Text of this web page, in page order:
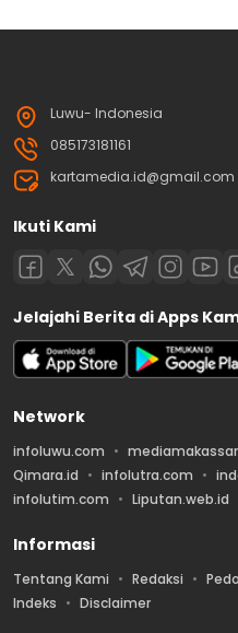
Luwu- Indonesia
085173181161
kartamedia.id@gmail.com
Ikuti Kami
Jelajahi Berita di Apps
Network
infoluwu.com
Qimara.id
infolutra.com
infolutim.com
Liputan.web.id
Informasi
Tentang Kami Redaksi
Indeks
Disclaimer